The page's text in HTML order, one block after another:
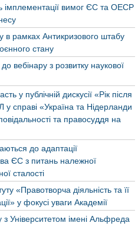
імплементації вимог ЄС та ОЕСР
в рамках Антикризового штабу
стану
вебінару з розвитку наукової
у публічній дискусії «Рік після
справі «Україна та Нідерланди
та правосуддя на
до адаптації
ЄС з питань належної
сталості
«Правотворча діяльність та її
у фокусі уваги Академії
з Університетом імені Альфреда